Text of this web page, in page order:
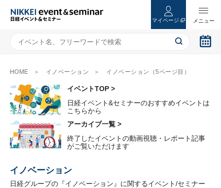
マイページ
HOME イノベーション イノベーション（5ページ目）
イベントTOP >
日経イベント&セミナーのおすすめイベントは
こちらから
アーカイブ一覧 >
終了したイベントの動画視聴・レポート記事
がご覧いただけます
イノベーション
日経グループの『イノベーション』に関するイベント/セミナー